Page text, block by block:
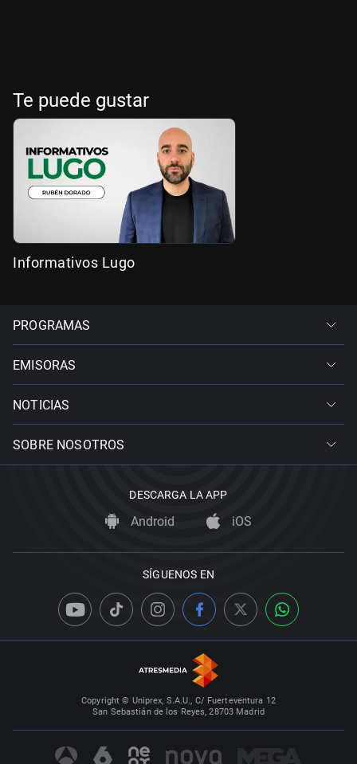
Te puede gustar
Informativos Lugo
PROGRAMAS
EMISORAS
NOTICIAS
SOBRE NOSOTROS
DESCARGA LA APP
Android iOS
SÍGUENOS EN
Copyright © Uniprex, S.A.U., C/ Fuerteventura 12
San Sebastián de los Reyes, 28703 Madrid